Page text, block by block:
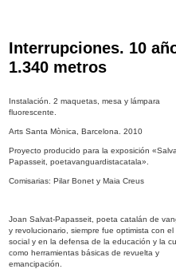
Interrupciones. 10
1.340 metros
Instalación. 2 maquetas, mesa y lámpara
fluorescente.
Arts Santa Mònica, Barcelona. 2010
Proyecto producido para la exposición
Papasseit, poetavanguardistacatala».
Comisarias: Pilar Bonet y Maia Creus
Joan Salvat-Papasseit, poeta catalán de
y revolucionario, siempre fue optimista con el
social y en la defensa de la educación y la
como herramientas básicas de revuelta y
emancipación.